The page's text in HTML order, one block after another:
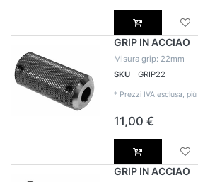
GRIP IN ACCIAO
Misura grip: 22mm
SKU
GRIP22
* Prezzi IVA esclusa, più
11,00 €
GRIP IN ACCIAO